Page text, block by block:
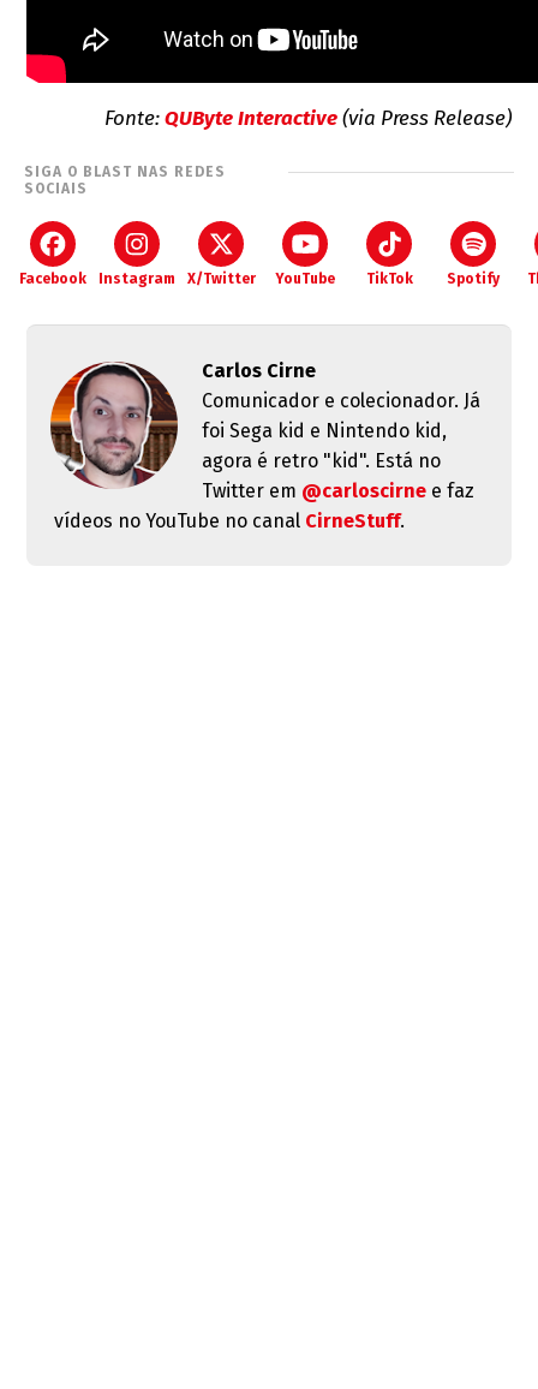
Fonte:QUByte Interactive(via Press Release)
SIGA O BLAST NAS REDES
SOCIAIS
Facebook Instagram X/Twitter YouTube TikTok Spotify
Carlos Cirne
Comunicador e colecionador. Já
foi Sega kid e Nintendo kid,
agora é retro "kid". Está no
Twitter em @carloscirne e faz
vídeos no YouTube no canal CirneStuff.